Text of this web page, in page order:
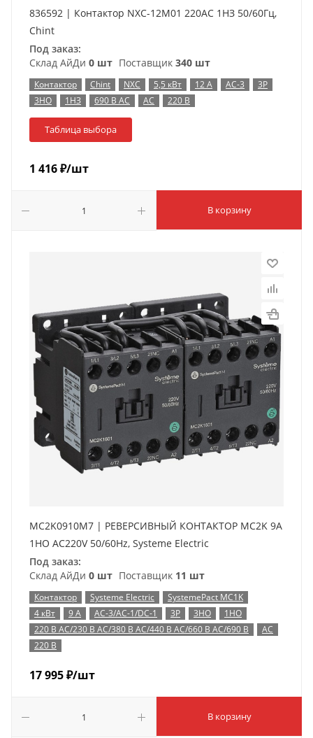
836592 | Контактор NXC-12M01 220AC 1НЗ 50/60Гц,
Chint
Под заказ:
Склад АйДи 0 шт Поставщик 340 шт
Контактор Chint NXC 5,5 кВт 12 А AC-3
3P
3НО
1НЗ 690 В AC AC 220 В
Таблица выбора
1 416₽/шт
В корзину
MC2K0910M7 | РЕВЕРСИВНЫЙ КОНТАКТОР MC2K 9A
1НО AC220V 50/60Hz, Systeme Electric
Под заказ:
Склад АйДи 0 шт Поставщик 11 шт
Контактор Systeme Electric
SystemePact MC1K
4 кВт
9 А AC-3/AC-1/DC-1 3P 3НО
1НО
220 В AC/230 В AC/380 В AC/440 В AC/660 В AC/690 В
AC
220 В
17 995₽/шт
В корзину